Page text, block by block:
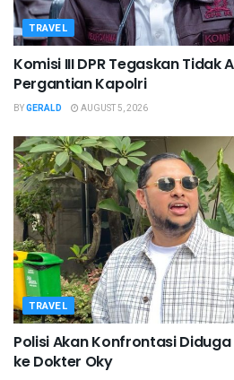
TRAVEL
Komisi III DPR Tegaskan Tidak
Pergantian Kapolri
BYGERALD AUGUST 5, 2026
TRAVEL
Polisi Akan Konfrontasi
ke Dokter Oky